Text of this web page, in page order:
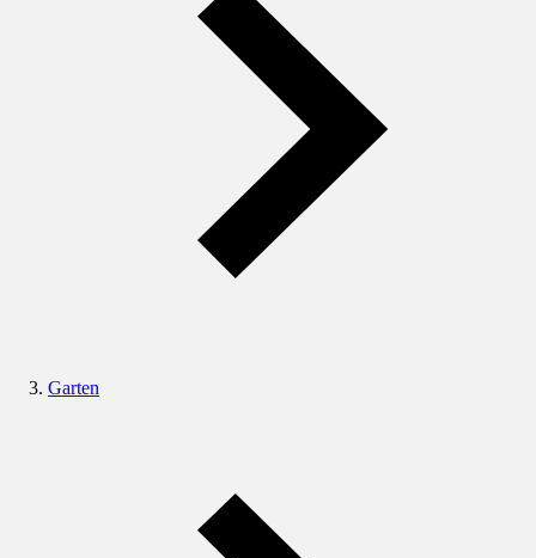
Garten